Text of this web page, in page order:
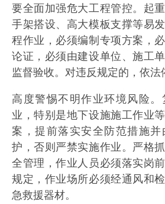
要全面加强危大工程管控。起
手架搭设、高大模板支撑等易
程作业，必须编制专项方案，
论证，必须由建设单位、施工
监督验收。对违反规定的，依法
高度警惕不明作业环境风险
业，特别是地下设施施工作业
案，提前落实安全防范措施并
护，否则严禁实施作业。严格
全管理，作业人员必须落实岗
规定，作业场所必须经通风和
急救援器材。